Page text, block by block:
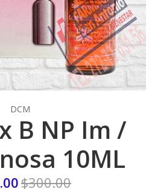
DCM
B NP Im /
10ML
$300.00